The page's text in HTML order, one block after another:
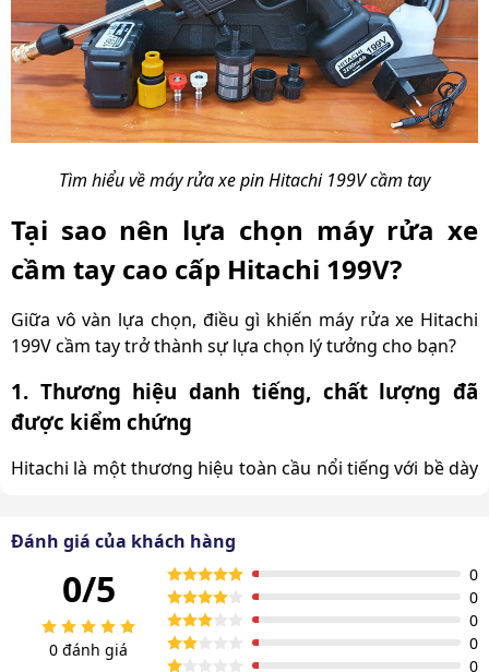
Tìm hiểu về máy rửa xe pin Hitachi 199V cầm tay
Tại sao nên lựa chọn máy rửa xe
cầm tay cao cấp Hitachi 199V?
Giữa vô vàn lựa chọn, điều gì khiến máy rửa xe Hitachi
199V cầm tay trở thành sự lựa chọn lý tưởng cho bạn?
1. Thương hiệu danh tiếng, chất lượng đã
được kiểm chứng
Hitachi là một thương hiệu toàn cầu nổi tiếng với bề dày
được đánh giá cao về chất lượng, độ bền và sự ổn định.
Lựa chọn Hitachi 199V cầm tay, bạn có thể hoàn toàn
yên tâm về nguồn gốc xuất xứ và hiệu quả sử dụng lâu
Đánh giá của khách hàng
0/5
0 đánh giá
0
0
0
0
0